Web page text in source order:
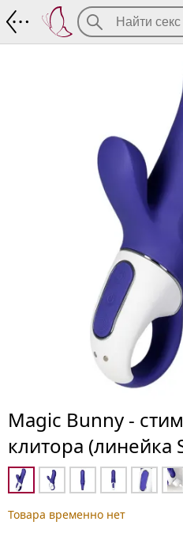
Magic Bunny -
клитора (линейка
Товара временно нет
Magic Bunny -